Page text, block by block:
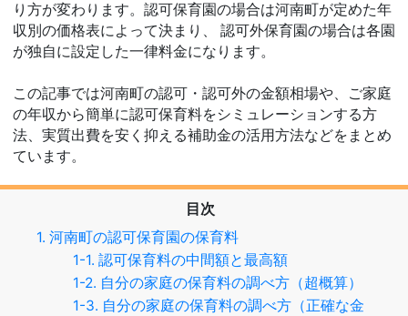
り方が変わります。認可保育園の場合は河南町が定めた年
収別の価格表によって決まり、 認可外保育園の場合は各園
が独自に設定した一律料金になります。
この記事では河南町の認可・認可外の金額相場や、ご家庭
の年収から簡単に認可保育料をシミュレーションする方
法、実質出費を安く抑える補助金の活用方法などをまとめ
ています。
目次
1. 河南町の認可保育園の保育料
1-1. 認可保育料の中間額と最高額
1-2. 自分の家庭の保育料の調べ方（超概算）
1-3. 自分の家庭の保育料の調べ方（正確な金